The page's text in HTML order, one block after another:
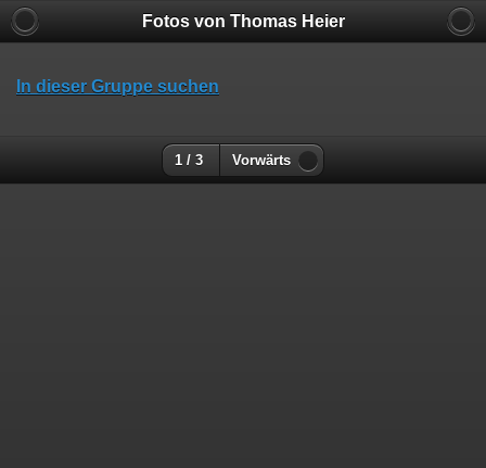
Fotos von Thomas Heier
In dieser Gruppe suchen
1 / 3 Vorwärts